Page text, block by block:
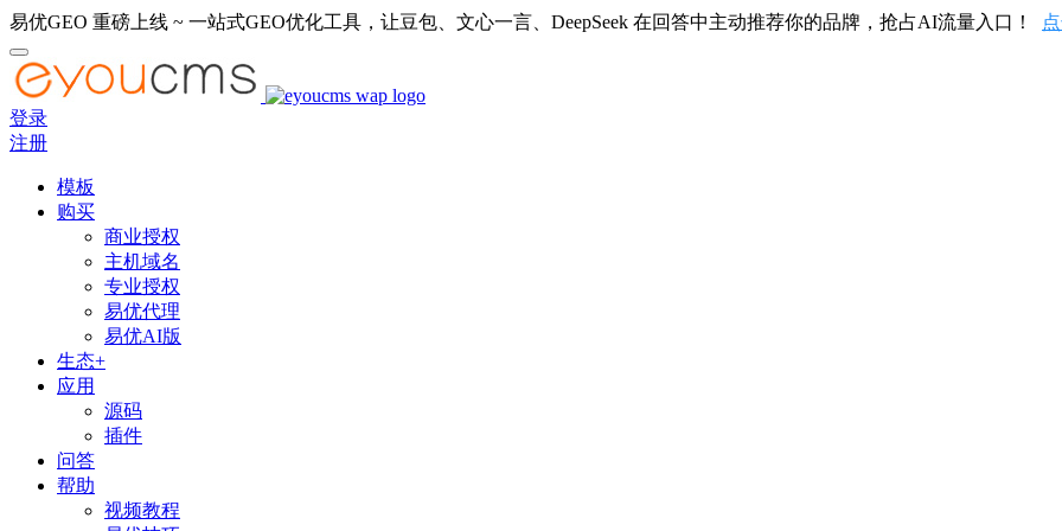
易优GEO 重磅上线 ~ 一站式GEO优化工具，让豆包、文心一言、DeepSeek 在回答中主动推荐你的品牌，抢占AI流量入口！
登录
注册
模板
购买
商业授权
主机域名
专业授权
易优代理
易优AI版
生态+
应用
源码
插件
问答
帮助
视频教程